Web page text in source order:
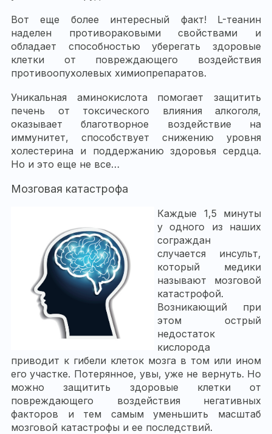
Вот еще более интересный факт! L-теанин
наделен противораковыми свойствами и
обладает способностью уберегать здоровые
клетки от повреждающего воздействия
противоопухолевых химиопрепаратов.
Уникальная аминокислота помогает защитить
печень от токсического влияния алкоголя,
оказывает благотворное воздействие на
иммунитет, способствует снижению уровня
холестерина и поддержанию здоровья сердца.
Но и это еще не все…
Мозговая катастрофа
Каждые 1,5 минуты
у одного из наших
сограждан
случается инсульт,
который медики
называют мозговой
катастрофой.
Возникающий при
этом острый
недостаток
кислорода
приводит к гибели клеток мозга в том или ином
его участке. Потерянное, увы, уже не вернуть. Но
можно защитить здоровые клетки от
повреждающего воздействия негативных
факторов и тем самым уменьшить масштаб
мозговой катастрофы и ее последствий.